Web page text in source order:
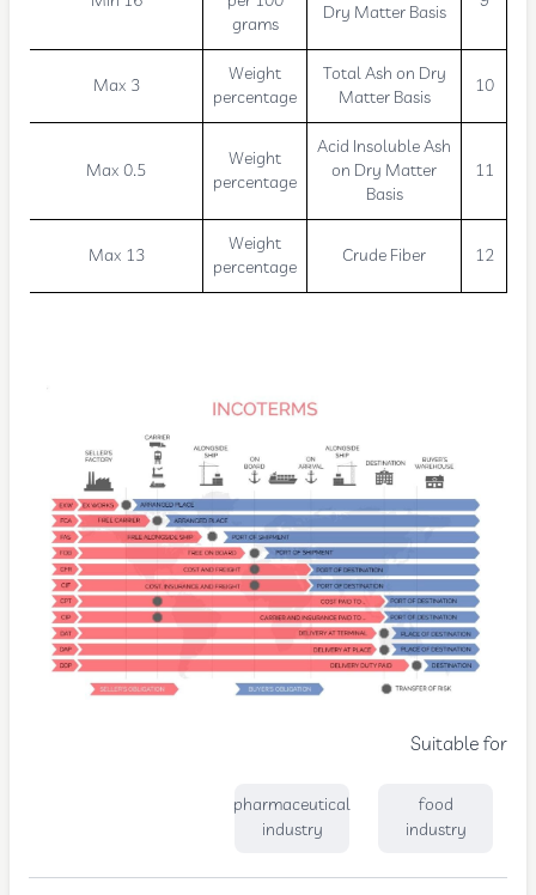
Dry Matter Basis
grams
10
Total Ash on Dry
Matter Basis
Weight
percentage
Max 3
11
Acid Insoluble Ash
on Dry Matter
Basis
Weight
percentage
Max 0.5
12
Crude Fiber
Weight
percentage
Max 13
Suitable for
food
industry
pharmaceutical
industry